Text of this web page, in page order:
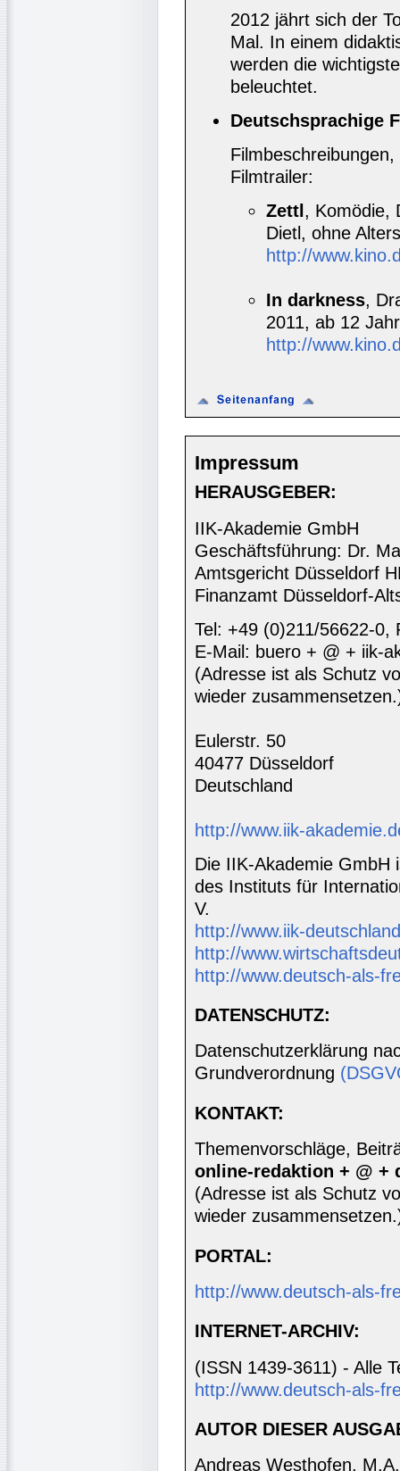
2012 jährt sich der
Mal. In einem
werden die
beleuchtet.
Deutschsprachige
Filmtrailer:
Zettl, Komödie,
Dietl, ohne
http://
In darkness,
2011, ab 12
http://
Impressum
HERAUSGEBER:
IIK-Akademie GmbH
Geschäftsführung: Dr.
Amtsgericht Düsseldorf
Finanzamt Düsseldorf-
Tel: +49 (0)211/56622-0,
E-Mail: buero + @ + iik-
(Adresse ist als Schutz
wieder
Eulerstr. 50
40477 Düsseldorf
Deutschland
http://www.iik-
Die IIK-Akademie GmbH
des Instituts für
V.
http://www.iik-
http://
http://www.deutsch-als-
DATENSCHUTZ:
Datenschutzerklärung
Grundverordnung
KONTAKT:
Themenvorschläge,
online-redaktion + @ +
(Adresse ist als Schutz
wieder
PORTAL:
http://www.deutsch-als-
INTERNET-ARCHIV:
(ISSN 1439-3611) - Alle
http://www.deutsch-als-
AUTOR DIESER
Andreas Westhofen, M.A.